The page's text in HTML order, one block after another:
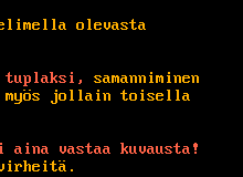
olevasta
tuplaksi,
samanniminen
myös jollain toisella
vastaa kuvausta!